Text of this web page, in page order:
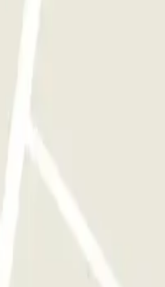
is alles perfect